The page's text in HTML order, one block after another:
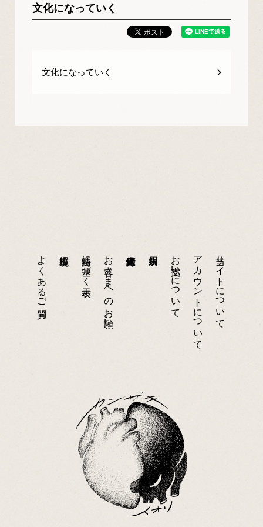
文化になっていく
文化になっていく
当サイトについて
アカウントについて
お支払いについて
お客さまへのお願い
特商法に基づく表示
よくあるご質問